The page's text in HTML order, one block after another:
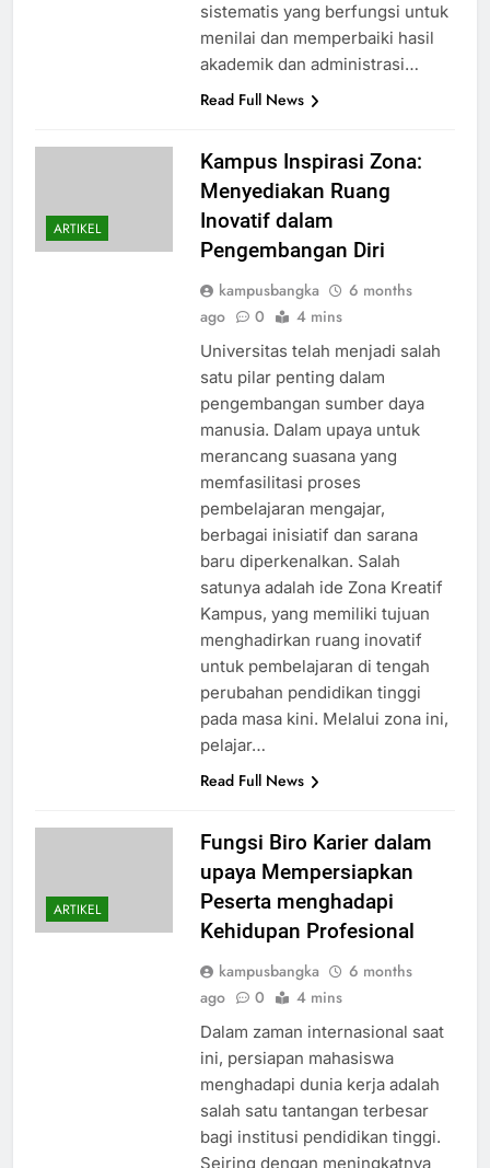
sistematis yang berfungsi untuk
menilai dan memperbaiki hasil
akademik dan administrasi…
Read Full News
ARTIKEL
Kampus Inspirasi Zona:
Menyediakan Ruang
Inovatif dalam
Pengembangan Diri
kampusbangka
6 months
ago
0 4 mins
Universitas telah menjadi salah
satu pilar penting dalam
pengembangan sumber daya
manusia. Dalam upaya untuk
merancang suasana yang
memfasilitasi proses
pembelajaran mengajar,
berbagai inisiatif dan sarana
baru diperkenalkan. Salah
satunya adalah ide Zona Kreatif
Kampus, yang memiliki tujuan
menghadirkan ruang inovatif
untuk pembelajaran di tengah
perubahan pendidikan tinggi
pada masa kini. Melalui zona ini,
pelajar…
Read Full News
ARTIKEL
Fungsi Biro Karier dalam
upaya Mempersiapkan
Peserta menghadapi
Kehidupan Profesional
kampusbangka
6 months
ago
0 4 mins
Dalam zaman internasional saat
ini, persiapan mahasiswa
menghadapi dunia kerja adalah
salah satu tantangan terbesar
bagi institusi pendidikan tinggi.
Seiring dengan meningkatnya